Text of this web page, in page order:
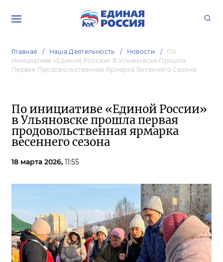
Главная Наша Деятельность Новости
По
Инициативе «Единой России» В Ульяновске Прошла
Первая Продовольственная Ярмарка Весеннего Сезона
По инициативе «Единой России»
в Ульяновске прошла первая
продовольственная ярмарка
весеннего сезона
18 марта 2026, 11:55